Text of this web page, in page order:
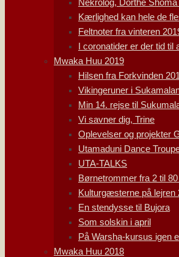
Nekrolog, Dorthe Shoma
Kærlighed kan hele de
Feltnoter fra vinteren
I coronatider er der tid til
Mwaka Huu 2019
Hilsen fra Forkvinden
Vikingeruner i
Min 14. rejse til
Vi savner dig, Trine
Oplevelser og projekter
Utamaduni Dance
UTA-TALKS
Børnetrommer fra 2 til
Kulturgæsterne på lejren
En stendysse til Bujora
Som solskin i april
På Warsha-kursus igen
Mwaka Huu 2018